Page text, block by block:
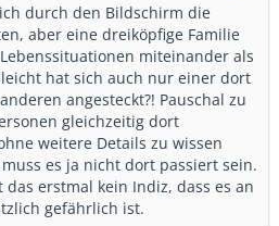
durch den Bildschirm die
aber eine dreiköpfige Familie
miteinander als
hat sich auch nur einer dort
angesteckt?! Pauschal zu
gleichzeitig dort
weitere Details zu wissen
es ja nicht dort passiert sein.
erstmal kein Indiz, dass es an
gefährlich ist.